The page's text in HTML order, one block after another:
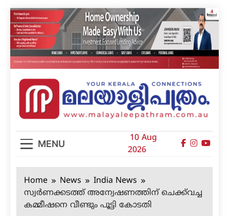
Skip
to
content
മലയാളിപത്രം
MENU
10 Aug
2026
Home News
India News
സ്വര്‍ണക്കടത്ത് അന്വേഷണത്തിന് ചെക്ക്‌വച്ച
കമ്മീഷനെ വീണ്ടും പൂട്ടി കോടതി